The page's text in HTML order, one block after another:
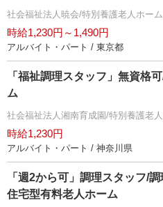
社会福祉法人暁会/特別養護老人ホー
時給1,230円～1,490円
アルバイト・パート / 東京都
「福祉調理スタッフ」無資格
ム
社会福祉法人湘南育成園/特別養護老
時給1,230円
アルバイト・パート / 神奈川県
「週2から可」調理スタッフ/
住宅型有料老人ホーム